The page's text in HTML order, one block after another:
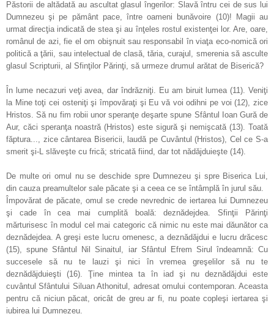
Păstorii de altădată au ascultat glasul îngerilor: Slavă întru cei de sus lui
Dumnezeu şi pe pământ pace, între oameni bunăvoire (10)! Magii au
urmat direcţia indicată de stea şi au înţeles rostul existenţei lor. Are, oare,
românul de azi, fie el om obişnuit sau responsabil în viaţa eco-nomică ori
politică a ţării, sau intelectual de clasă, tăria, curajul, smerenia să asculte
glasul Scripturii, al Sfinţilor Părinţi, să urmeze drumul arătat de Biserică?
În lume necazuri veţi avea, dar îndrăzniţi. Eu am biruit lumea (11). Veniţi
la Mine toţi cei osteniţi şi împovăraţi şi Eu vă voi odihni pe voi (12), zice
Hristos. Să nu fim robii unor speranţe deşarte spune Sfântul Ioan Gură de
Aur, căci speranţa noastră (Hristos) este sigură şi nemişcată (13). Toată
făptura..., zice cântarea Bisericii, laudă pe Cuvântul (Hristos), Cel ce S-a
smerit şi-L slăveşte cu frică; stricată fiind, dar tot nădăjduieşte (14).
De multe ori omul nu se deschide spre Dumnezeu şi spre Biserica Lui,
din cauza preamultelor sale păcate şi a ceea ce se întâmplă în jurul său.
Împovărat de păcate, omul se crede nevrednic de iertarea lui Dumnezeu
şi cade în cea mai cumplită boală: deznădejdea. Sfinţii Părinţi
mărturisesc în modul cel mai categoric că nimic nu este mai dăunător ca
deznădejdea. A greşi este lucru omenesc, a deznădăjdui e lucru drăcesc
(15), spune Sfântul Nil Sinaitul, iar Sfântul Efrem Sirul îndeamnă: Cu
succesele să nu te lauzi şi nici în vremea greşelilor să nu te
deznădăjduieşti (16). Ţine mintea ta în iad şi nu deznădăjdui este
cuvântul Sfântului Siluan Athonitul, adresat omului contemporan. Aceasta
pentru că niciun păcat, oricât de greu ar fi, nu poate copleşi iertarea şi
iubirea lui Dumnezeu.